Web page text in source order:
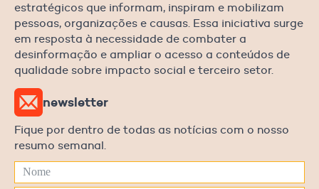
estratégicos que informam, inspiram e mobilizam
pessoas, organizações e causas. Essa iniciativa surge
em resposta à necessidade de combater a
desinformação e ampliar o acesso a conteúdos de
qualidade sobre impacto social e terceiro setor.
newsletter
Fique por dentro de todas as notícias com o nosso
resumo semanal.